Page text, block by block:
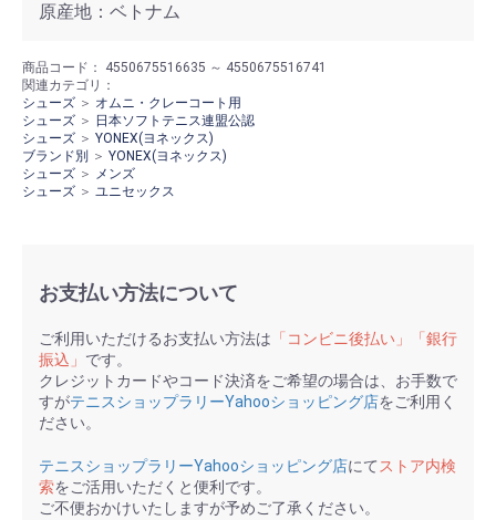
原産地：ベトナム
商品コード： 4550675516635 ～ 4550675516741
関連カテゴリ：
シューズ ＞ オムニ・クレーコート用
シューズ ＞ 日本ソフトテニス連盟公認
シューズ ＞ YONEX(ヨネックス)
ブランド別
＞ YONEX(ヨネックス)
シューズ ＞ メンズ
シューズ ＞ ユニセックス
お支払い方法について
ご利用いただけるお支払い方法は 「コンビニ後払い」「銀行
振込」 です。
クレジットカードやコード決済をご希望の場合は、お手数で
すがテニスショップラリーYahooショッピング店をご利用く
ださい。
テニスショップラリーYahooショッピング店にてストア内検
索をご活用いただくと便利です。
ご不便おかけいたしますが予めご了承ください。